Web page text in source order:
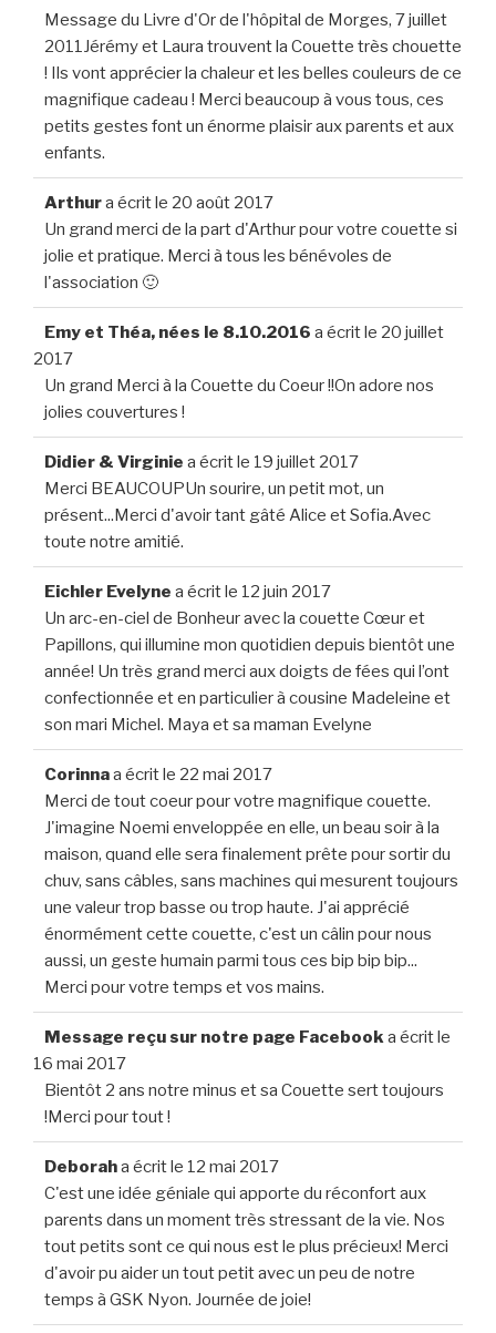
Message du Livre d'Or de l'hôpital de Morges, 7 juillet
2011Jérémy et Laura trouvent la Couette très chouette
! Ils vont apprécier la chaleur et les belles couleurs de ce
magnifique cadeau ! Merci beaucoup à vous tous, ces
petits gestes font un énorme plaisir aux parents et aux
enfants.
Arthura écrit le 20 août 2017
Un grand merci de la part d'Arthur pour votre couette si
jolie et pratique. Merci à tous les bénévoles de
l'association 🙂
Emy et Théa, nées le 8.10.2016 a écrit le 20 juillet
2017
Un grand Merci à la Couette du Coeur !!On adore nos
jolies couvertures !
Didier & Virginie a écrit le 19 juillet 2017
Merci BEAUCOUPUn sourire, un petit mot, un
présent...Merci d'avoir tant gâté Alice et Sofia.Avec
toute notre amitié.
Eichler Evelyne a écrit le 12 juin 2017
Un arc-en-ciel de Bonheur avec la couette Cœur et
Papillons, qui illumine mon quotidien depuis bientôt une
année! Un très grand merci aux doigts de fées qui l’ont
confectionnée et en particulier à cousine Madeleine et
son mari Michel. Maya et sa maman Evelyne
Corinnaa écrit le 22 mai 2017
Merci de tout coeur pour votre magnifique couette.
J'imagine Noemi enveloppée en elle, un beau soir à la
maison, quand elle sera finalement prête pour sortir du
chuv, sans câbles, sans machines qui mesurent toujours
une valeur trop basse ou trop haute. J'ai apprécié
énormément cette couette, c'est un câlin pour nous
aussi, un geste humain parmi tous ces bip bip bip...
Merci pour votre temps et vos mains.
Message reçu sur notre page Facebooka écrit le
16 mai 2017
Bientôt 2 ans notre minus et sa Couette sert toujours
!Merci pour tout !
Deboraha écrit le 12 mai 2017
C'est une idée géniale qui apporte du réconfort aux
parents dans un moment très stressant de la vie. Nos
tout petits sont ce qui nous est le plus précieux! Merci
d'avoir pu aider un tout petit avec un peu de notre
temps à GSK Nyon. Journée de joie!